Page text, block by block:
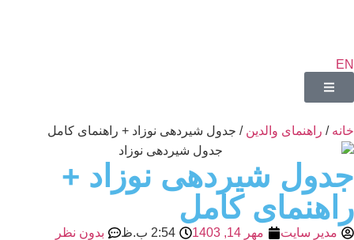
EN
خانه / راهنمای والدین / جدول شیردهی نوزاد + راهنمای کامل
جدول شیردهی نوزاد +
راهنمای کامل
مدیر سایت مهر 14, 1403 2:54 ب.ظ
بدون نظر